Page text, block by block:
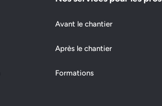
Avant le chantier
Après le chantier
Formations